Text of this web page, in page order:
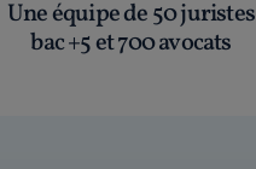
Une équipe de 50 juristes
bac +5 et 700 avocats